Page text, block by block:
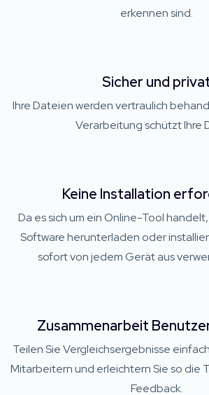
erkennen sind.
Sicher und
Ihre Dateien werden vertraulich
Verarbeitung schützt Ihre
Keine Installation
Da es sich um ein Online-Tool
Software herunterladen oder
sofort von jedem Gerät aus
Zusammenarbeit
Teilen Sie Vergleichsergebnisse
Mitarbeitern und erleichtern Sie so die
Feedback.